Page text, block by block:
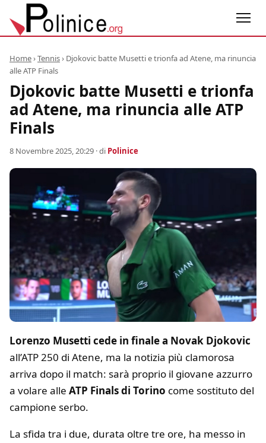
Home›Tennis› Djokovic batte Musetti e trionfa ad Atene, ma rinuncia
alle ATP Finals
Djokovic batte Musetti e trionfa
ad Atene, ma rinuncia alle ATP
Finals
8 Novembre 2025, 20:29 · di Polinice
Lorenzo Musetti cede in finale a Novak Djokovic
all’ATP 250 di Atene, ma la notizia più clamorosa
arriva dopo il match: sarà proprio il giovane azzurro
a volare alle ATP Finals di Torino come sostituto del
campione serbo.
La sfida tra i due, durata oltre tre ore, ha messo in